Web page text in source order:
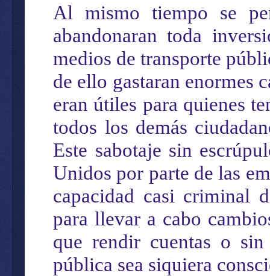
Al mismo tiempo se
abandonaran toda
medios de transporte
de ello gastaran enormes
eran útiles para quienes
todos los demás
Este sabotaje sin
Unidos por parte de las
capacidad casi criminal
para llevar a cabo
que rendir cuentas o
pública sea siquiera